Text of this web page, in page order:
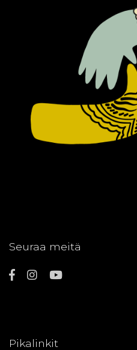
Seuraa meitä
Pikalinkit